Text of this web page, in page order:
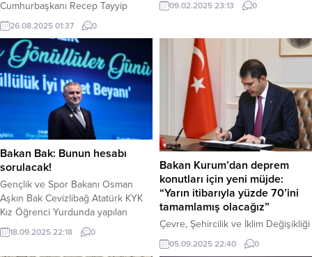
Cumhurbaşkanı Recep Tayyip
Erdoğan, Millî Eğitim Bakanlığınca
yürütülen “Maziden Atiye” programı
kapsamında kampa katılan
öğrencileri kabul etti. Haber
Merkezi – Ahlat Cumhurbaşkanlığı
Külliyesindeki kabulde, Türkiye’nin
dört bir yanından gelen öğrenciler
yer aldı. Millî Eğitim Bakanı Yusuf
Tekin’in de bulunduğu kabulde,
öğrencilerle sohbet etti ve hatıra
fotoğrafı çektirdi. Cumhurbaşkanı...
26.08.2025 01:37 0
kazasında yaşamını yitiren polis
memleketi Bursa’nın İnegöl
ilçesinde gözyaşları içinde toprağa
verildi. Kaza, geçtiğimiz Cuma
gecesi Bornova Anadolu Lisesi
yakınlarında gerçekleşti. İzmir Çevik
Kuvvet Şube Müdürlüğü’nde
görevli genç polis memuru Yunus
Aydın’ın kullandığı motosiklet,
henüz bilinmeyen bir nedenle...
09.02.2025 23:13 0
Bakan Bak: Bunun hesabı
sorulacak!
Gençlik ve Spor Bakanı Osman
Aşkın Bak Cevizlibağ Atatürk KYK
Kız Öğrenci Yurdunda yapılan
tadilat esnasında yaşanan olaylar
hakkında açıklama yaptı. Haber
Merkezi – Bakan Bak “Yurtlarımızı
18.09.2025 22:18 0
Bakan Kurum’dan deprem
konutları için yeni müjde:
“Yarın itibarıyla yüzde 70’ini
tamamlamış olacağız”
Çevre, Şehircilik ve İklim Değişikliği
Bakanı Murat Kurum, deprem
bölgesindeki konut çalışmalarında
05.09.2025 22:40 0